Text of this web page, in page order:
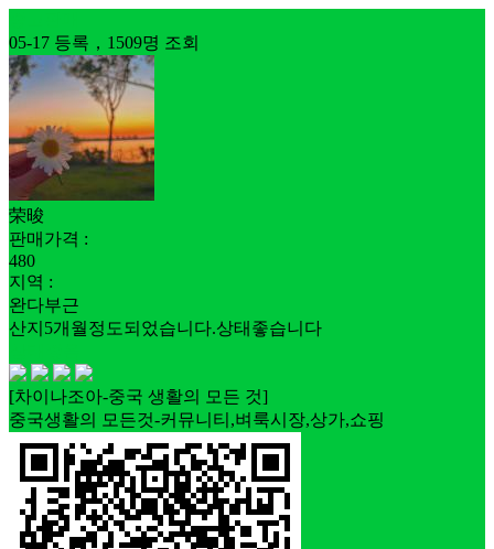
05-17 등록，1509명 조회
荣晙
판매가격 :
480
지역 :
완다부근
산지5개월정도되었습니다.상태좋습니다
[차이나조아-중국 생활의 모든 것]
중국생활의 모든것-커뮤니티,벼룩시장,상가,쇼핑